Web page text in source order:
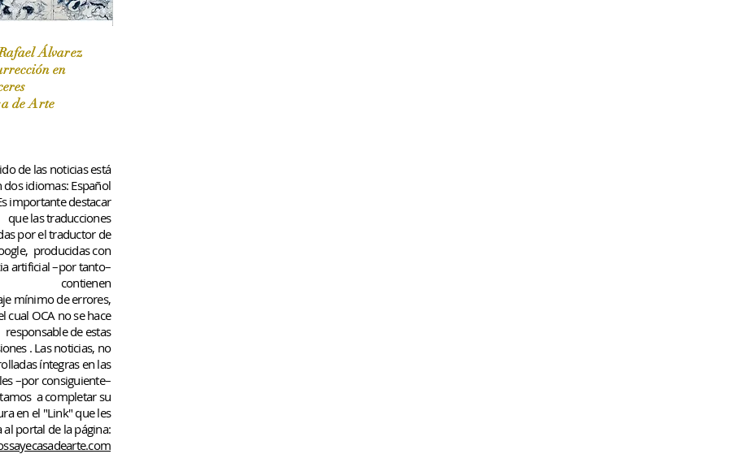
de las noticias está
dos idiomas: Español
importante destacar
que las traducciones
por el traductor de
producidas con
artificial –por tanto–
contienen
mínimode errores,
cual OCA no se hace
responsable de estas
. Las noticias, no
íntegras en las
–por consiguiente–
a completar su
en el "Link" que les
portal de la página:
/ Marzo-Abril / 2024
Álvarez
en
de Arte